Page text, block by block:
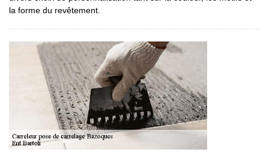
la forme du revêtement.